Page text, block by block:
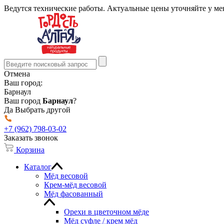
Ведутся технические работы. Актуальные цены уточняйте у
Отмена
Ваш город:
Барнаул
Ваш город Барнаул?
Да Выбрать другой
+7 (962) 798-03-02
Заказать звонок
Корзина
Каталог
Мёд весовой
Крем-мёд весовой
Мёд фасованный
Орехи в цветочном мёде
Мёд суфле / крем мёд